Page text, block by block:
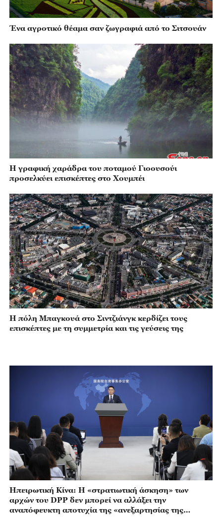
Ένα αγροτικό θέαμα σαν ζωγραφιά από το Σιτσουάν
Η γραφική χαράδρα του ποταμού Γιοουσούι
προσελκύει επισκέπτες στο Χουμπέι
Η πόλη Μπαγκουά στο Σιντζιάνγκ κερδίζει τους
επισκέπτες με τη συμμετρία και τις γεύσεις της
Ηπειρωτική Κίνα: Η «στρατιωτική άσκηση» των
αρχών του DPP δεν μπορεί να αλλάξει την
αναπόφευκτη αποτυχία της «ανεξαρτησίας της